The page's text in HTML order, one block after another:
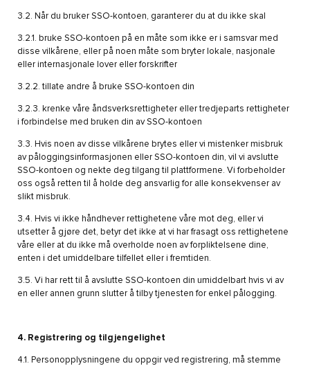
3.2. Når du bruker SSO-kontoen, garanterer du at du ikke skal
3.2.1. bruke SSO-kontoen på en måte som ikke er i samsvar med
disse vilkårene, eller på noen måte som bryter lokale, nasjonale
eller internasjonale lover eller forskrifter
3.2.2. tillate andre å bruke SSO-kontoen din
3.2.3. krenke våre åndsverksrettigheter eller tredjeparts rettigheter
i forbindelse med bruken din av SSO-kontoen
3.3. Hvis noen av disse vilkårene brytes eller vi mistenker misbruk
av påloggingsinformasjonen eller SSO-kontoen din, vil vi avslutte
SSO-kontoen og nekte deg tilgang til plattformene. Vi forbeholder
oss også retten til å holde deg ansvarlig for alle konsekvenser av
slikt misbruk.
3.4. Hvis vi ikke håndhever rettighetene våre mot deg, eller vi
utsetter å gjøre det, betyr det ikke at vi har frasagt oss rettighetene
våre eller at du ikke må overholde noen av forpliktelsene dine,
enten i det umiddelbare tilfellet eller i fremtiden.
3.5. Vi har rett til å avslutte SSO-kontoen din umiddelbart hvis vi av
en eller annen grunn slutter å tilby tjenesten for enkel pålogging.
4. Registrering og tilgjengelighet
4.1. Personopplysningene du oppgir ved registrering, må stemme